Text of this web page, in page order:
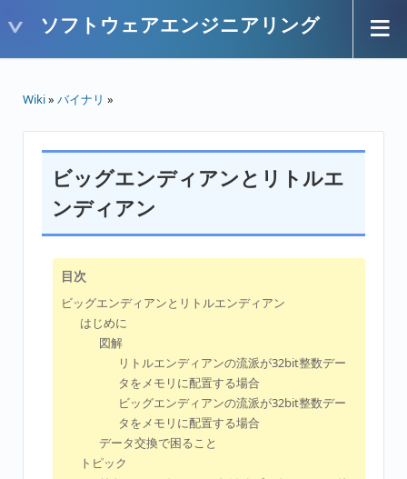
ソフトウェアエンジニアリング
Wiki» バイナリ »
ビッグエンディアンとリトルエ
ンディアン
目次
ビッグエンディアンとリトルエンディアン
はじめに
図解
リトルエンディアンの流派が32bit整数デー
タをメモリに配置する場合
ビッグエンディアンの流派が32bit整数デー
タをメモリに配置する場合
データ交換で困ること
トピック